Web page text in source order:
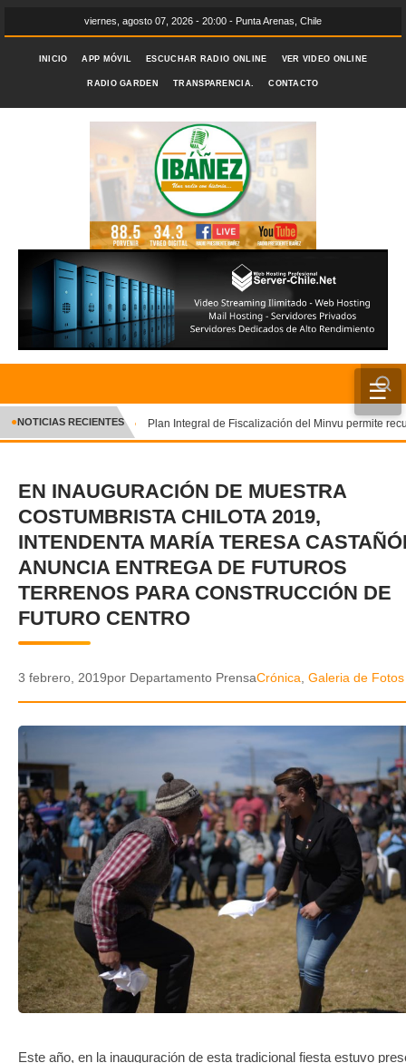
viernes, agosto 07, 2026 - 20:00 - Punta Arenas, Chile
INICIO APP MÓVIL ESCUCHAR RADIO ONLINE VER VIDEO ONLINE
RADIO GARDEN TRANSPARENCIA. CONTACTO
☰
INICIO
CRÓNICA
DEPORTES
ENTRETENIMIENTO Y CULTURA
POLICIAL
POLÍTICA
VIDEOS
APP MÓVIL
TRANSPARENCIA
✕
●NOTICIAS RECIENTES Plan Integral de Fiscalización del Minvu permite
EN INAUGURACIÓN DE MUESTRA
COSTUMBRISTA CHILOTA 2019,
INTENDENTA MARÍA TERESA
ANUNCIA ENTREGA DE FUTUROS
TERRENOS PARA CONSTRUCCIÓN DE
FUTURO CENTRO
3 febrero, 2019por Departamento PrensaCrónica, Galeria de Fotos
Este año, en la inauguración de esta tradicional fiesta estuvo